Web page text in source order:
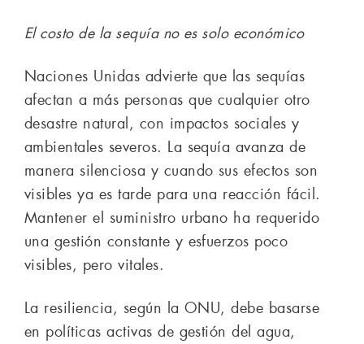
El costo de la sequía no es solo económico
Naciones Unidas advierte que las sequías
afectan a más personas que cualquier otro
desastre natural, con impactos sociales y
ambientales severos. La sequía avanza de
manera silenciosa y cuando sus efectos son
visibles ya es tarde para una reacción fácil.
Mantener el suministro urbano ha requerido
una gestión constante y esfuerzos poco
visibles, pero vitales.
La resiliencia, según la ONU, debe basarse
en políticas activas de gestión del agua,